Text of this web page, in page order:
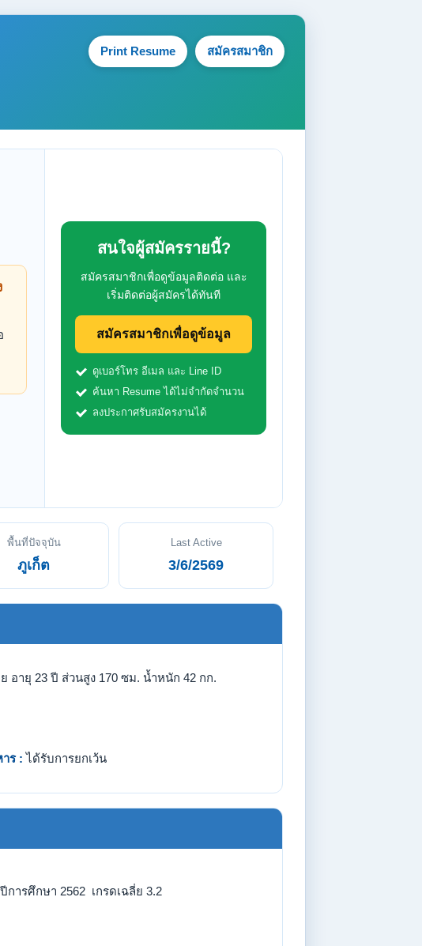
Print Resume สมัครสมาชิก
สนใจผู้สมัครรายนี้?
สมัครสมาชิกเพื่อดูข้อมูลติดต่อ และ
เริ่มติดต่อผู้สมัครได้ทันที
สมัครสมาชิกเพื่อดูข้อมูล
ดูเบอร์โทร อีเมล และ Line ID
ค้นหา Resume ได้ไม่จำกัดจำนวน
ลงประกาศรับสมัครงานได้
พื้นที่ปัจจุบัน
ภูเก็ต
Last Active
3/6/2569
อายุ 23 ปี ส่วนสูง 170 ซม. น้ำหนัก 42 กก.
ร : ได้รับการยกเว้น
ารศึกษา 2562 เกรดเฉลี่ย 3.2